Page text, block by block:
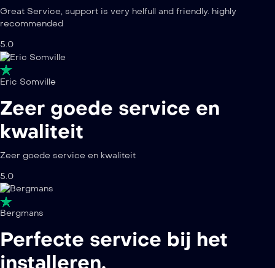
Great Service, support is very helfull and friendly. highly
recommended
5.0
Eric Somville
Zeer goede service en
kwaliteit
Zeer goede service en kwaliteit
5.0
Bergmans
Perfecte service bij het
installeren.